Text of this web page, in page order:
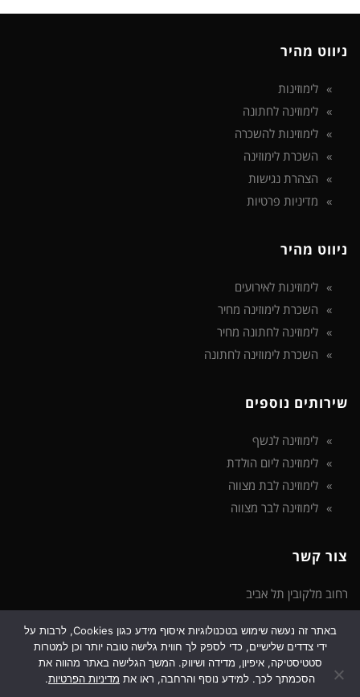
ניווט מהיר
לימוזינות
לימוזינה לחתונה
לימוזינות להשכרה
השכרת לימוזינה
הצהרת נגישות
מדיניות פרטיות
ניווט מהיר
לימוזינות לאירועים
השכרת לימוזינה מחיר
לימוזינה לחתונה מחיר
השכרת לימוזינה לחתונה
שירותים נוספים
לימוזינה לנשף
לימוזינה ליום הולדת
לימוזינה לבת מצווה
לימוזינה לבר מצווה
צור קשר
רחוב מלקובין תל אביב
טלפון: 072-3922-475
דוא"ל: support@limozinot.co.il
באתר זה נעשה שימוש בטכנולוגיות איסוף מידע כגון Cookies, לרבות על
ידי צדדים שלישיים, כדי לספק לך חווית גלישה טובה יותר וכן למטרות
סטטיסטיקה, איפיון, מדידה ושיווק. המשך הגלישה באתר מהווה את
הסכמתך לכך. למידע נוסף והרחבה, ראו את מדיניות הפרטיות.